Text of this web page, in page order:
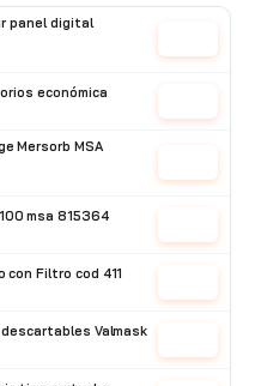
panel digital
económica
Mersorb MSA
msa 815364
con Filtro cod 411
Valmask